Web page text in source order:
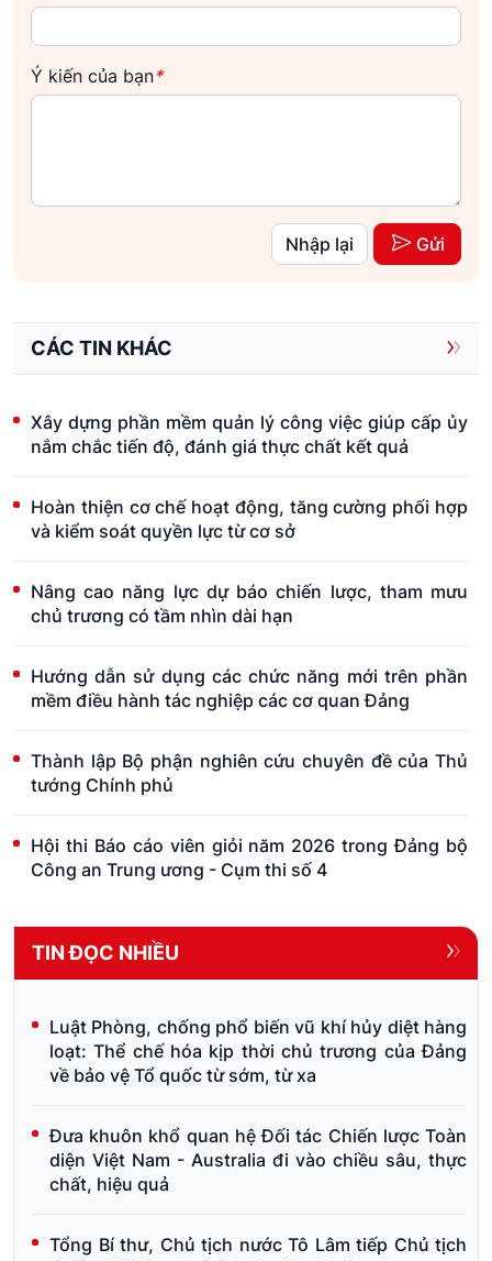
Ý kiến của bạn*
Nhập lại Gửi
CÁC TIN KHÁC
Xây dựng phần mềm quản lý công việc giúp cấp ủy
nắm chắc tiến độ, đánh giá thực chất kết quả
Hoàn thiện cơ chế hoạt động, tăng cường phối hợp
và kiểm soát quyền lực từ cơ sở
Nâng cao năng lực dự báo chiến lược, tham mưu
chủ trương có tầm nhìn dài hạn
Hướng dẫn sử dụng các chức năng mới trên phần
mềm điều hành tác nghiệp các cơ quan Đảng
Thành lập Bộ phận nghiên cứu chuyên đề của Thủ
tướng Chính phủ
Hội thi Báo cáo viên giỏi năm 2026 trong Đảng bộ
Công an Trung ương - Cụm thi số 4
TIN ĐỌC NHIỀU
Luật Phòng, chống phổ biến vũ khí hủy diệt hàng
loạt: Thể chế hóa kịp thời chủ trương của Đảng
về bảo vệ Tổ quốc từ sớm, từ xa
Đưa khuôn khổ quan hệ Đối tác Chiến lược Toàn
diện Việt Nam - Australia đi vào chiều sâu, thực
chất, hiệu quả
Tổng Bí thư, Chủ tịch nước Tô Lâm tiếp Chủ tịch